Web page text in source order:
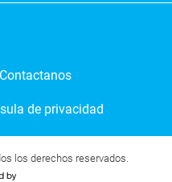
Contactanos
de privacidad
los derechos reservados.